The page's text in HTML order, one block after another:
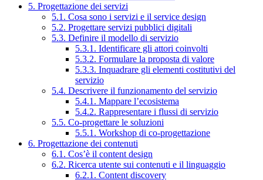
5. Progettazione dei servizi
5.1. Cosa sono i servizi e il service design
5.2. Progettare servizi pubblici digitali
5.3. Definire il modello di servizio
5.3.1. Identificare gli attori coinvolti
5.3.2. Formulare la proposta di valore
5.3.3. Inquadrare gli elementi costitutivi del
servizio
5.4. Descrivere il funzionamento del servizio
5.4.1. Mappare l’ecosistema
5.4.2. Rappresentare i flussi di servizio
5.5. Co-progettare le soluzioni
5.5.1. Workshop di co-progettazione
6. Progettazione dei contenuti
6.1. Cos’è il content design
6.2. Ricerca utente sui contenuti e il linguaggio
6.2.1. Content discovery